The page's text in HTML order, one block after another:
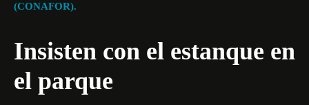
(CONAFOR).
Insisten con el estanque en
el parque